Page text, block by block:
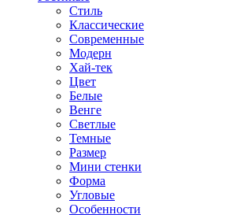
Стиль
Классические
Современные
Модерн
Хай-тек
Цвет
Белые
Венге
Светлые
Темные
Размер
Мини стенки
Форма
Угловые
Особенности